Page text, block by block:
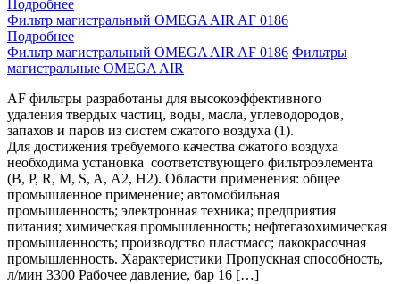
Подробнее
Фильтр магистральный OMEGA AIR AF 0186
Подробнее
Фильтр магистральный OMEGA AIR AF 0186 Фильтры
магистральные OMEGA AIR
AF фильтры разработаны для высокоэффективного
удаления твердых частиц, воды, масла, углеводородов,
запахов и паров из систем сжатого воздуха (1).
Для достижения требуемого качества сжатого воздуха
необходима установка соответствующего фильтроэлемента
(B, P, R, M, S, A, A2, H2). Области применения: общее
промышленное применение; автомобильная
промышленность; электронная техника; предприятия
питания; химическая промышленность; нефтегазохимическая
промышленность; производство пластмасс; лакокрасочная
промышленность. Характеристики Пропускная способность,
л/мин 3300 Рабочее давление, бар 16 […]